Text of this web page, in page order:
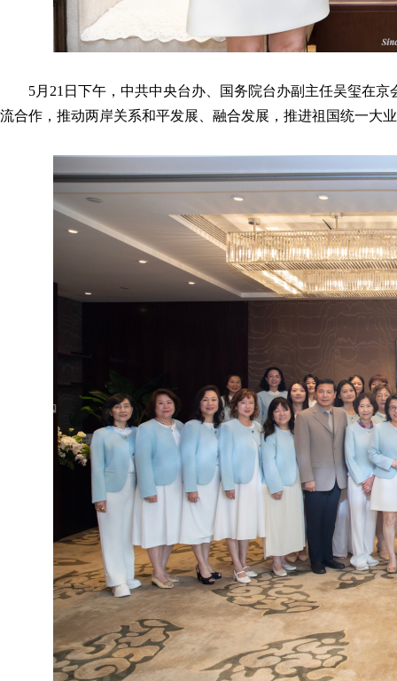
5月21日下午，中共中央台办、国务院台办副主任吴玺在
流合作，推动两岸关系和平发展、融合发展，推进祖国统一大